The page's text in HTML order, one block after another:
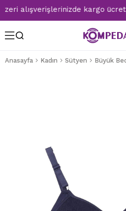
alışverişlerinizde kargo
Anasayfa Kadın Sütyen Büyük